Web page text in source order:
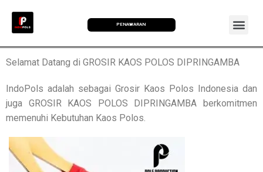
PENAWARAN
Selamat Datang di GROSIR KAOS POLOS DIPRINGAMBA
IndoPols adalah sebagai Grosir Kaos Polos Indonesia dan
juga GROSIR KAOS POLOS DIPRINGAMBA berkomitmen
memenuhi Kebutuhan Kaos Polos.